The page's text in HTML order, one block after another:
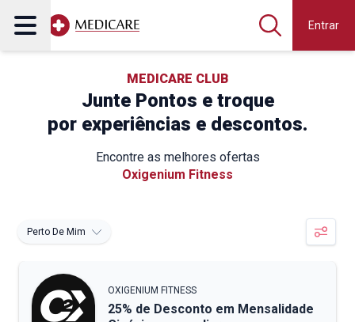
Entrar
MEDICARE CLUB
Junte Pontos e troque
por experiências e descontos.
Encontre as melhores ofertas
Oxigenium Fitness
Perto De Mim
OXIGENIUM FITNESS
25% de Desconto em Mensalidade